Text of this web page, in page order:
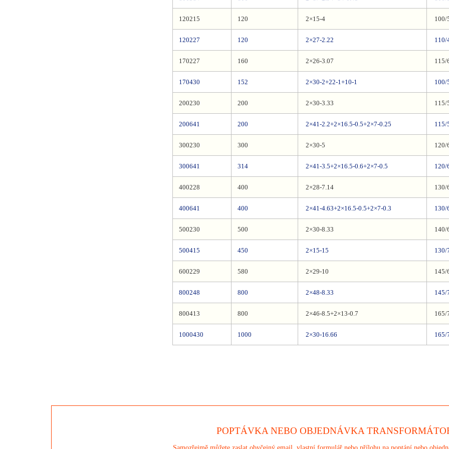
120215 120 2×15-4 100/
120227 120 2×27-2.22 110/
170227 160 2×26-3.07 115/
170430 152 2×30-2+22-1+10-1 100/
200230 200 2×30-3.33 115/
200641 200 2×41-2.2+2×16.5-0.5+2×7-0.25 115/
300230 300 2×30-5 120/
300641 314 2×41-3.5+2×16.5-0.6+2×7-0.5 120/
400228 400 2×28-7.14 130/
400641 400 2×41-4.63+2×16.5-0.5+2×7-0.3 130/
500230 500 2×30-8.33 140/
500415 450 2×15-15 130/
600229 580 2×29-10 145/
800248 800 2×48-8.33 145/
800413 800 2×46-8.5+2×13-0.7 165/
1000430 1000 2×30-16.66 165/
POPTÁVKA NEBO OBJEDNÁVKA